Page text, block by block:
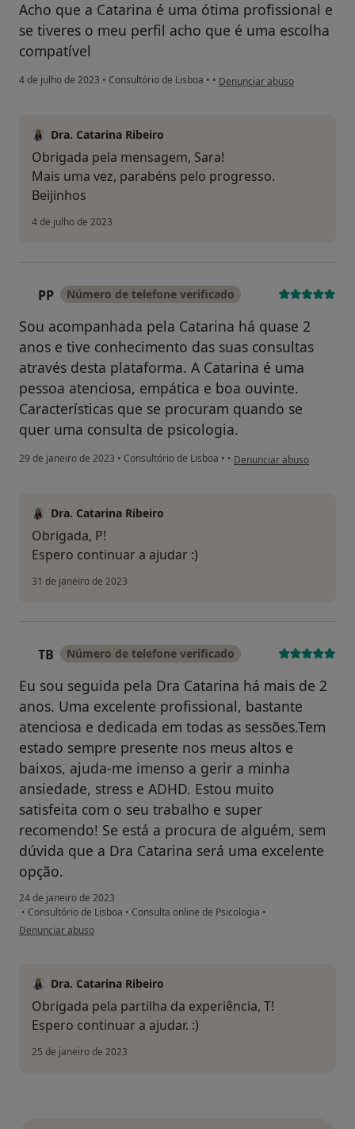
Acho que a Catarina é uma ótima profissional e
se tiveres o meu perfil acho que é uma escolha
compatível
4 de julho de 2023 • Consultório de Lisboa • • na opinião do utilizador Sara C.
Denunciar abuso
Dra. Catarina Ribeiro
Obrigada pela mensagem, Sara!
Mais uma vez, parabéns pelo progresso.
Beijinhos
4 de julho de 2023
PP Número de telefone verificado
Sou acompanhada pela Catarina há quase 2
anos e tive conhecimento das suas consultas
através desta plataforma. A Catarina é uma
pessoa atenciosa, empática e boa ouvinte.
Características que se procuram quando se
quer uma consulta de psicologia.
29 de janeiro de 2023 • Consultório de Lisboa • • na opinião do utilizador PP
Denunciar abuso
Dra. Catarina Ribeiro
Obrigada, P!
Espero continuar a ajudar :)
31 de janeiro de 2023
TB Número de telefone verificado
Eu sou seguida pela Dra Catarina há mais de 2
anos. Uma excelente profissional, bastante
atenciosa e dedicada em todas as sessões.Tem
estado sempre presente nos meus altos e
baixos, ajuda-me imenso a gerir a minha
ansiedade, stress e ADHD. Estou muito
satisfeita com o seu trabalho e super
recomendo! Se está a procura de alguém, sem
dúvida que a Dra Catarina será uma excelente
opção.
24 de janeiro de 2023
• Consultório de Lisboa • Consulta online de Psicologia •
na opinião do utilizador TB
Denunciar abuso
Dra. Catarina Ribeiro
Obrigada pela partilha da experiência, T!
Espero continuar a ajudar. :)
25 de janeiro de 2023